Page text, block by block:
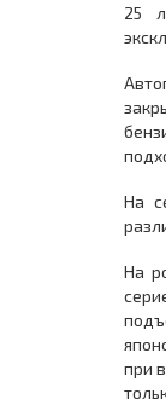
25
На
На
при